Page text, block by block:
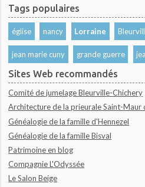
Tags populaires
église nancy Lorraine
jean marie cuny grande guerre
Sites Web recommandés
Comité de jumelage Bleurville-Chichery
Architecture de la prieurale Saint-Maur
Généalogie de la famille d'Hennezel
Généalogie de la famille Bisval
Patrimoine en blog
Compagnie L'Odyssée
Le Salon Beige